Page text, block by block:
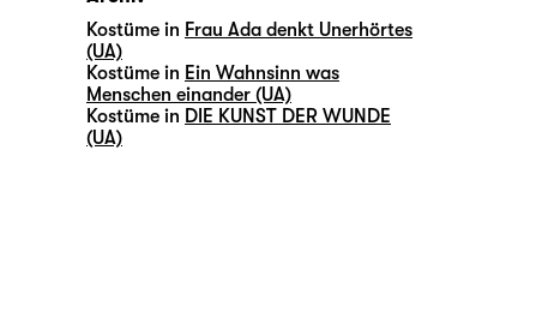
Kostüme in Frau Ada denkt Unerhörtes
(UA)
Kostüme in Ein Wahnsinn was
Menschen einander (UA)
Kostüme in DIE KUNST DER WUNDE
(UA)